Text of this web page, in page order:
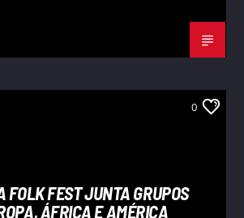
0
FOLK FEST JUNTA GRUPOS
ÁFRICA E AMÉRICA